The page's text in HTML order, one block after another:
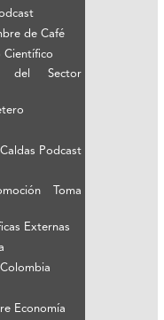
de Café
Científico
del Sector
Podcast
Toma
Externas
Economía